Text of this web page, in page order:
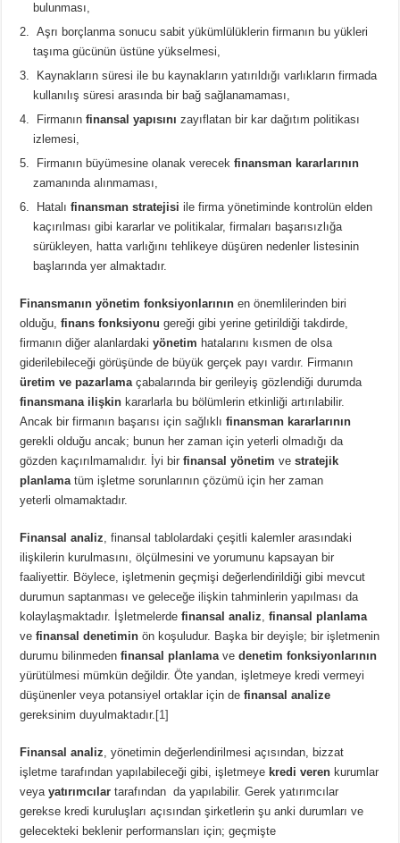
bulunması,
Aşrı borçlanma sonucu sabit yükümlülüklerin firmanın bu yükleri
taşıma gücünün üstüne yükselmesi,
Kaynakların süresi ile bu kaynakların yatırıldığı varlıkların firmada
kullanılış süresi arasında bir bağ sağlanamaması,
Firmanınfinansal yapısını zayıflatan bir kar dağıtım politikası
izlemesi,
Firmanın büyümesine olanak verecekfinansman kararlarının
zamanında alınmaması,
Hatalıfinansman stratejisi ile firma yönetiminde kontrolün elden
kaçırılması gibi kararlar ve politikalar, firmaları başarısızlığa
sürükleyen, hatta varlığını tehlikeye düşüren ne­denler listesinin
başlarında yer almaktadır.
Finansmanın yönetim fonksiyonlarının en önemlilerinden biri
olduğu,finans fonksiyonu gereği gibi yerine getirildiği takdirde,
firmanın diğer alanlardaki yönetim hatalarını kısmen de olsa
giderilebileceği görüşünde de büyük gerçek payı vardır. Firmanın
üretim ve pazarlamaçabalarında bir gerileyiş gözlendiği durumda
finansmana ilişkin kararlarla bu bölümlerin etkinliği artırılabilir.
Ancak bir firmanın başarısı için sağlıklıfinansman kararlarının
gerekli olduğu ancak; bunun her zaman için yeterli olmadığı da
gözden kaçırılmamalıdır. İyi bir finansal yönetim vestratejik
planlamatüm işletme sorunlarının çözümü için her zaman
yeterli olmamaktadır.
Finansal analiz, finansal tablolardaki çeşitli kalemler arasındaki
ilişkilerin kurulmasını, ölçülmesini ve yorumunu kapsayan bir
faaliyettir. Böylece, işletmenin geçmişi değerlendirildiği gibi mevcut
durumun saptanması ve geleceğe ilişkin tahminlerin yapılması da
kolaylaşmaktadır. İşletmelerdefinansal analiz,finansal planlama
ve finansal denetimin ön koşuludur. Başka bir deyişle; bir işletmenin
durumu bilinmedenfinansal planlamavedenetim fonksiyonlarının
yürütülmesi mümkün değildir. Öte yandan, işletmeye kredi vermeyi
düşünenler veya potansiyel ortaklar için de finansal analize
gereksinim duyulmaktadır. [1]
Finansal analiz, yönetimin değerlendirilmesi açısından, bizzat
işletme tarafından yapılabileceği gibi, işletmeye kredi veren kurumlar
veyayatırımcılar tarafından da yapılabilir. Gerek yatırımcılar
gerekse kredi kuruluşları açısından şirketlerin şu anki durumları ve
gelecekteki beklenir performansları için; geçmişte